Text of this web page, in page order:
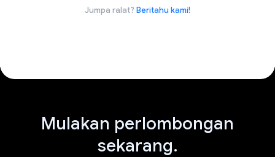
Jumpa ralat? Beritahu kami!
Mulakan perlombongan
sekarang.